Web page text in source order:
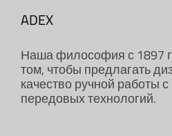
ADEX
Наша философия с 1897
том, чтобы предлагать
качество ручной работы
передовых технологий.